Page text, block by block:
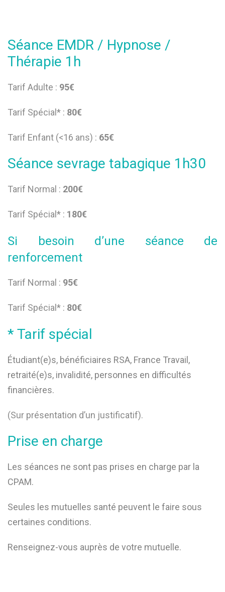
Séance EMDR / Hypnose /
Thérapie 1h
Tarif Adulte : 95€
Tarif Spécial* : 80€
Tarif Enfant (<16 ans) : 65€
Séance sevrage tabagique 1h30
Tarif Normal : 200€
Tarif Spécial* : 180€
Si besoin d’une séance de
renforcement
Tarif Normal : 95€
Tarif Spécial* : 80€
* Tarif spécial
Étudiant(e)s, bénéficiaires RSA, France Travail,
retraité(e)s, invalidité, personnes en difficultés
financières.
(Sur présentation d’un justificatif).
Prise en charge
Les séances ne sont pas prises en charge par la
CPAM.
Seules les mutuelles santé peuvent le faire sous
certaines conditions.
Renseignez-vous auprès de votre mutuelle.